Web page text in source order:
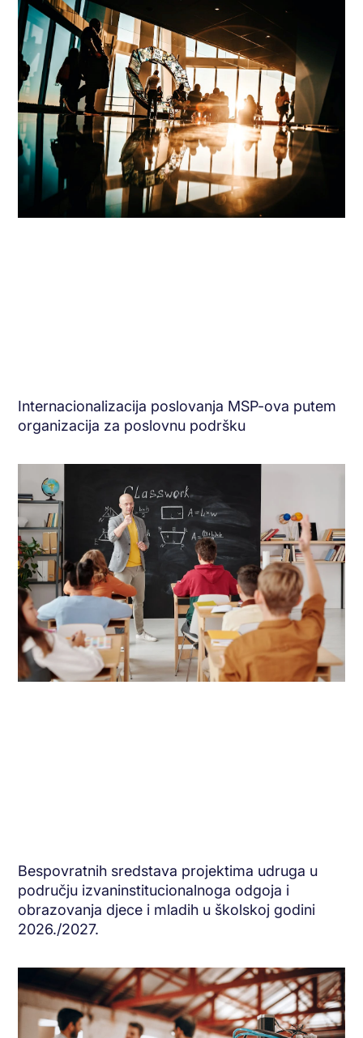
Internacionalizacija poslovanja MSP-ova putem
organizacija za poslovnu podršku
Bespovratnih sredstava projektima udruga u
području izvaninstitucionalnoga odgoja i
obrazovanja djece i mladih u školskoj godini
2026./2027.